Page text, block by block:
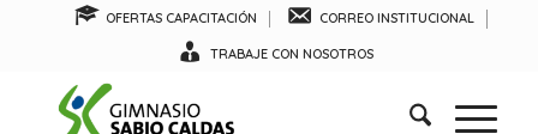
OFERTAS CAPACITACIÓN CORREO INSTITUCIONAL
TRABAJE CON NOSOTROS